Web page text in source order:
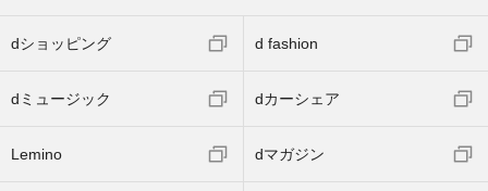
dショッピング d fashion
dミュージック dカーシェア
Lemino dマガジン